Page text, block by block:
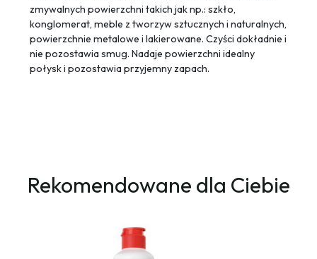
zmywalnych powierzchni takich jak np.: szkło,
konglomerat, meble z tworzyw sztucznych i naturalnych,
powierzchnie metalowe i lakierowane. Czyści dokładnie i
nie pozostawia smug. Nadaje powierzchni idealny
połysk i pozostawia przyjemny zapach.
Rekomendowane dla Ciebie